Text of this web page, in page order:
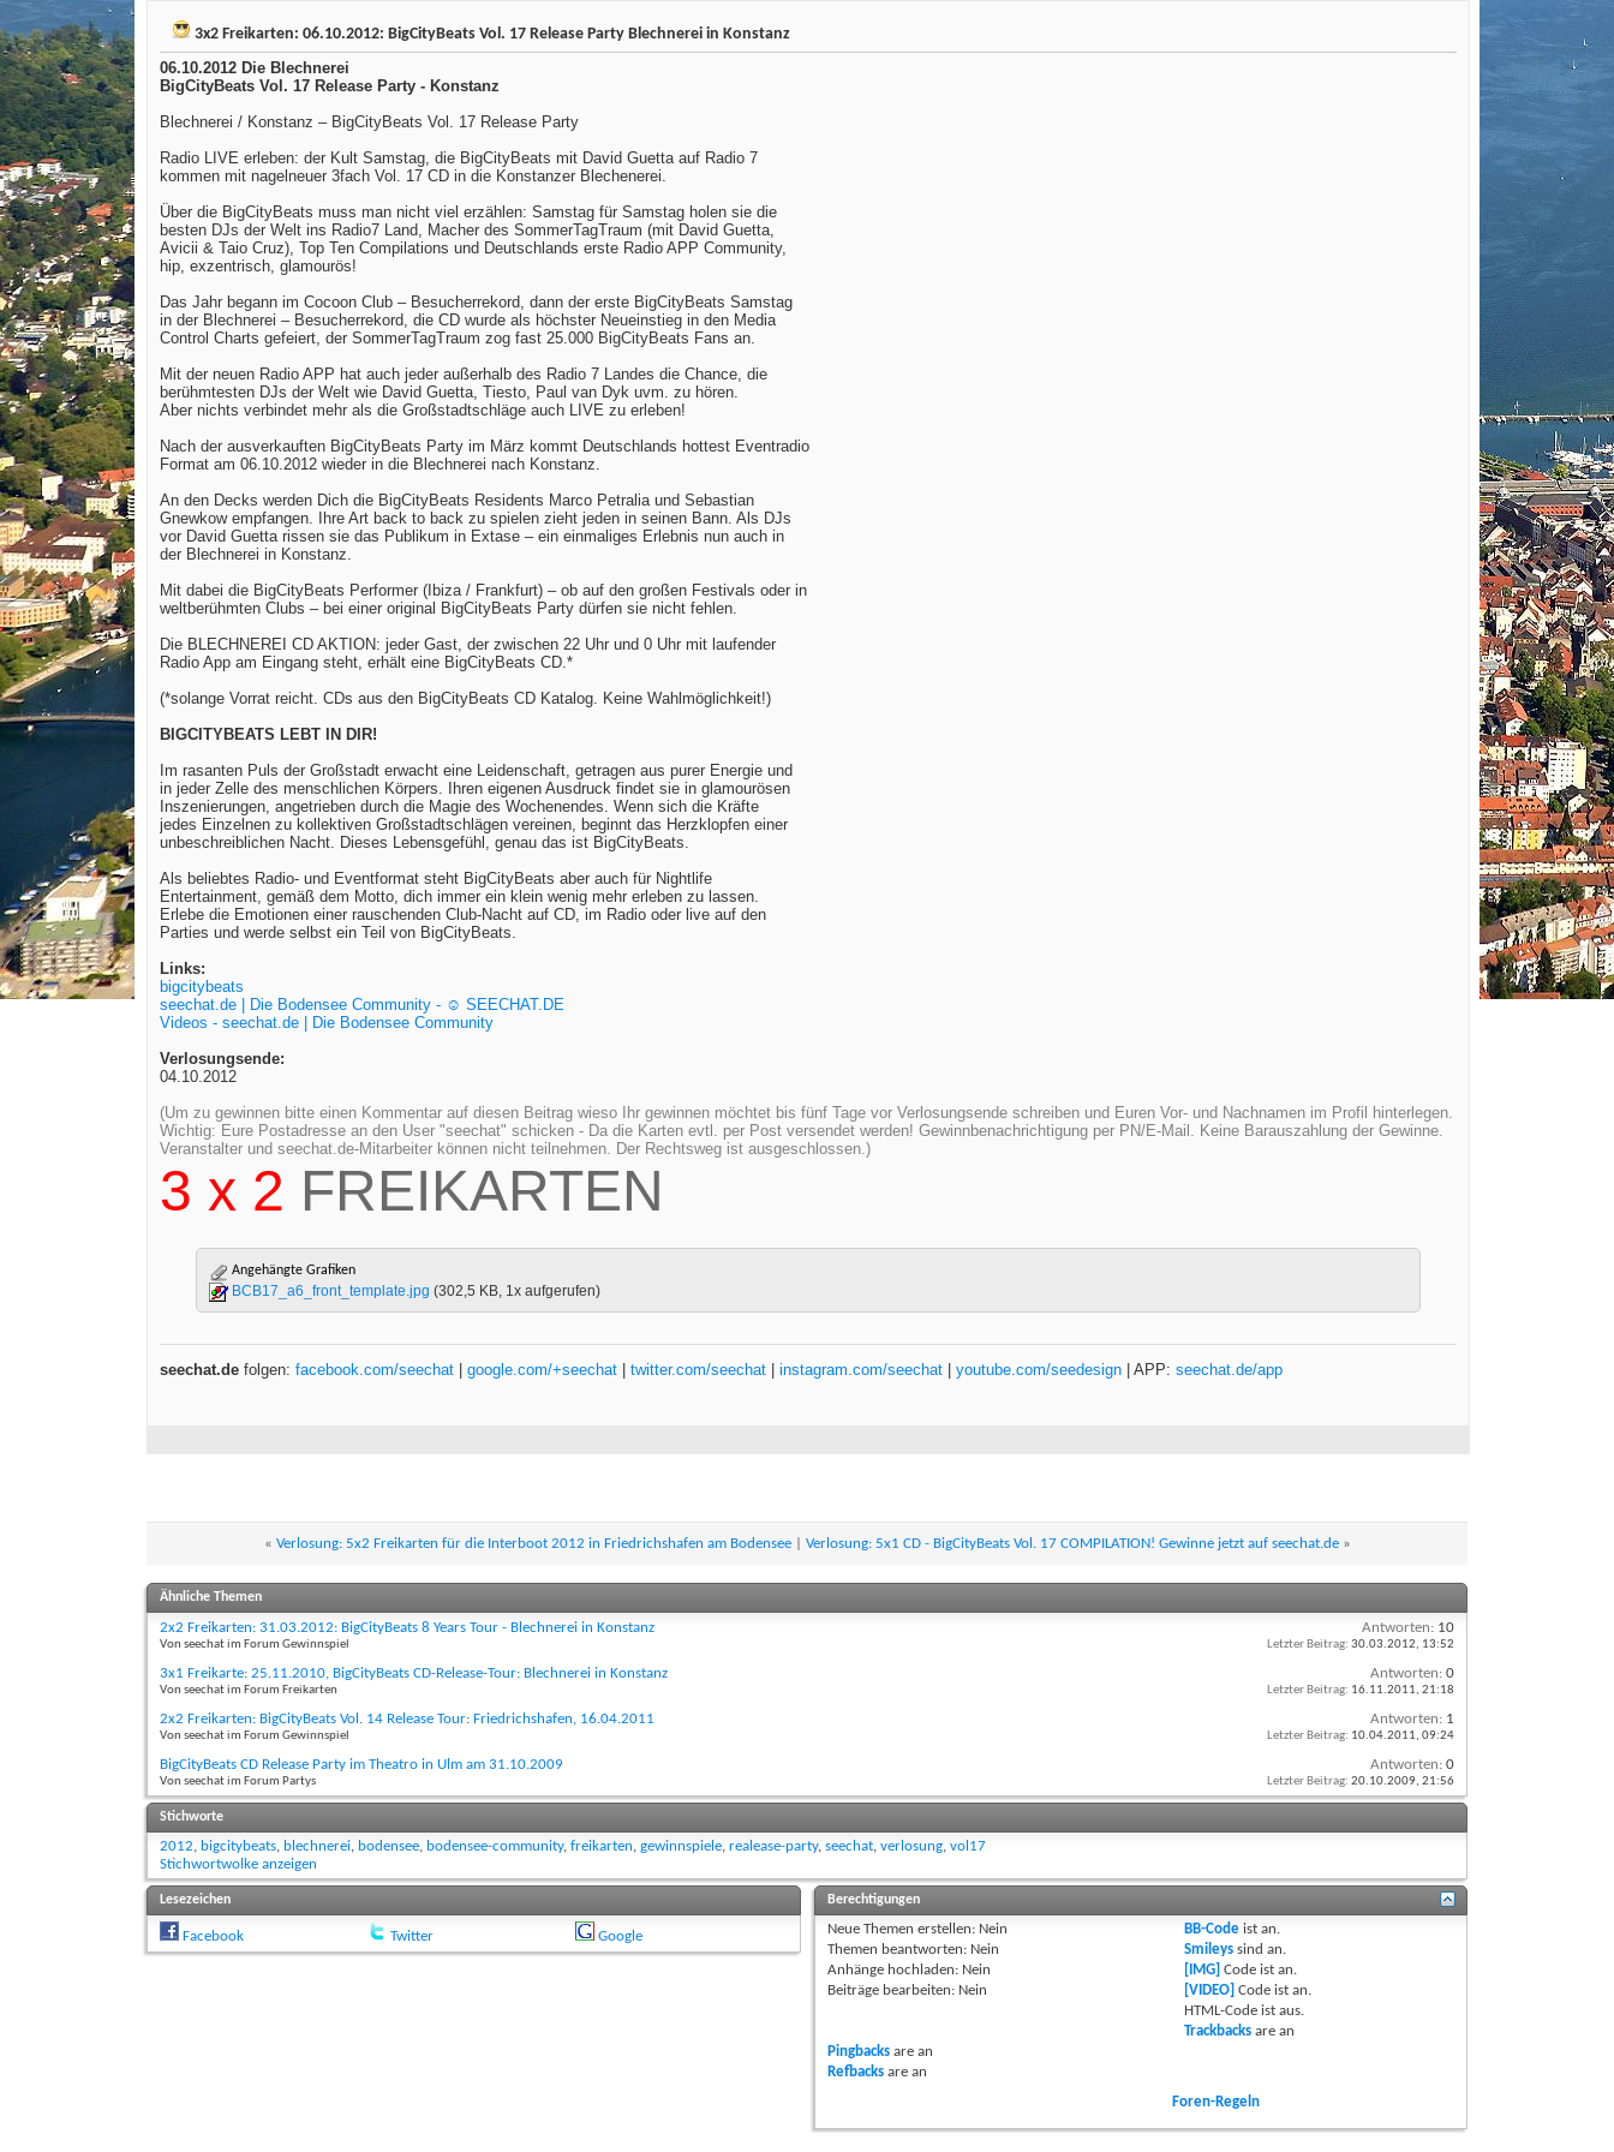
3x2 Freikarten: 06.10.2012: BigCityBeats Vol. 17 Release Party Blechnerei in Konstanz
06.10.2012 Die Blechnerei
BigCityBeats Vol. 17 Release Party - Konstanz
Blechnerei / Konstanz – BigCityBeats Vol. 17 Release Party
Radio LIVE erleben: der Kult Samstag, die BigCityBeats mit David Guetta auf Radio 7
kommen mit nagelneuer 3fach Vol. 17 CD in die Konstanzer Blechenerei.
Über die BigCityBeats muss man nicht viel erzählen: Samstag für Samstag holen sie die
besten DJs der Welt ins Radio7 Land, Macher des SommerTagTraum (mit David Guetta,
Avicii & Taio Cruz), Top Ten Compilations und Deutschlands erste Radio APP Community,
hip, exzentrisch, glamourös!
Das Jahr begann im Cocoon Club – Besucherrekord, dann der erste BigCityBeats Samstag
in der Blechnerei – Besucherrekord, die CD wurde als höchster Neueinstieg in den Media
Control Charts gefeiert, der SommerTagTraum zog fast 25.000 BigCityBeats Fans an.
Mit der neuen Radio APP hat auch jeder außerhalb des Radio 7 Landes die Chance, die
berühmtesten DJs der Welt wie David Guetta, Tiesto, Paul van Dyk uvm. zu hören.
Aber nichts verbindet mehr als die Großstadtschläge auch LIVE zu erleben!
Nach der ausverkauften BigCityBeats Party im März kommt Deutschlands hottest Eventradio
Format am 06.10.2012 wieder in die Blechnerei nach Konstanz.
An den Decks werden Dich die BigCityBeats Residents Marco Petralia und Sebastian
Gnewkow empfangen. Ihre Art back to back zu spielen zieht jeden in seinen Bann. Als DJs
vor David Guetta rissen sie das Publikum in Extase – ein einmaliges Erlebnis nun auch in
der Blechnerei in Konstanz.
Mit dabei die BigCityBeats Performer (Ibiza / Frankfurt) – ob auf den großen Festivals oder in
weltberühmten Clubs – bei einer original BigCityBeats Party dürfen sie nicht fehlen.
Die BLECHNEREI CD AKTION: jeder Gast, der zwischen 22 Uhr und 0 Uhr mit laufender
Radio App am Eingang steht, erhält eine BigCityBeats CD.*
(*solange Vorrat reicht. CDs aus den BigCityBeats CD Katalog. Keine Wahlmöglichkeit!)
BIGCITYBEATS LEBT IN DIR!
Im rasanten Puls der Großstadt erwacht eine Leidenschaft, getragen aus purer Energie und
in jeder Zelle des menschlichen Körpers. Ihren eigenen Ausdruck findet sie in glamourösen
Inszenierungen, angetrieben durch die Magie des Wochenendes. Wenn sich die Kräfte
jedes Einzelnen zu kollektiven Großstadtschlägen vereinen, beginnt das Herzklopfen einer
unbeschreiblichen Nacht. Dieses Lebensgefühl, genau das ist BigCityBeats.
Als beliebtes Radio- und Eventformat steht BigCityBeats aber auch für Nightlife
Entertainment, gemäß dem Motto, dich immer ein klein wenig mehr erleben zu lassen.
Erlebe die Emotionen einer rauschenden Club-Nacht auf CD, im Radio oder live auf den
Parties und werde selbst ein Teil von BigCityBeats.
Links:
bigcitybeats
seechat.de | Die Bodensee Community - ☺ SEECHAT.DE
Videos - seechat.de | Die Bodensee Community
Verlosungsende:
04.10.2012
(Um zu gewinnen bitte einen Kommentar auf diesen Beitrag wieso Ihr gewinnen möchtet bis fünf Tage vor Verlosungsende schreiben und Euren Vor- und Nachnamen im Profil hinterlegen.
Wichtig: Eure Postadresse an den User "seechat" schicken - Da die Karten evtl. per Post versendet werden! Gewinnbenachrichtigung per PN/E-Mail. Keine Barauszahlung der Gewinne.
Veranstalter und seechat.de-Mitarbeiter können nicht teilnehmen. Der Rechtsweg ist ausgeschlossen.)
3 x 2 FREIKARTEN
Angehängte Grafiken
BCB17_a6_front_template.jpg (302,5 KB, 1x aufgerufen)
seechat.de folgen: facebook.com/seechat google.com/+seechat twitter.com/seechat instagram.com/seechat youtube.com/seedesign | APP: seechat.de/app
« Verlosung: 5x2 Freikarten für die Interboot 2012 in Friedrichshafen am Bodensee| Verlosung: 5x1 CD - BigCityBeats Vol. 17 COMPILATION! Gewinne jetzt auf seechat.de »
Ähnliche Themen
2x2 Freikarten: 31.03.2012: BigCityBeats 8 Years Tour - Blechnerei in Konstanz
Von seechat im Forum Gewinnspiel
Antworten: 10
Letzter Beitrag: 30.03.2012, 13:52
3x1 Freikarte: 25.11.2010, BigCityBeats CD-Release-Tour: Blechnerei in Konstanz
Von seechat im Forum Freikarten
Antworten: 0
Letzter Beitrag: 16.11.2011, 21:18
2x2 Freikarten: BigCityBeats Vol. 14 Release Tour: Friedrichshafen, 16.04.2011
Von seechat im Forum Gewinnspiel
Antworten: 1
Letzter Beitrag: 10.04.2011, 09:24
BigCityBeats CD Release Party im Theatro in Ulm am 31.10.2009
Von seechat im Forum Partys
Antworten: 0
Letzter Beitrag: 20.10.2009, 21:56
Stichworte
2012, bigcitybeats, blechnerei, bodensee, bodensee-community, freikarten, gewinnspiele, realease-party, seechat, verlosung, vol17
Stichwortwolke anzeigen
Lesezeichen
Facebook Twitter Google
Berechtigungen
Neue Themen erstellen: Nein
Themen beantworten: Nein
Anhänge hochladen: Nein
Beiträge bearbeiten: Nein
BB-Code istan.
Smileys sindan.
[IMG] Code istan.
[VIDEO] Code istan.
HTML-Code istaus.
Trackbacks arean
Pingbacksare an
Refbacksare an
Foren-Regeln